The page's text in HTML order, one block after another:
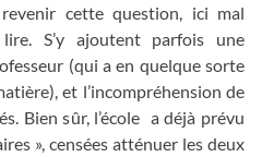
cette question, ici mal
S’y ajoutent parfois une
(qui a en quelque sorte
et l’incompréhension de
Bien sûr, l’école a déjà prévu
», censées atténuer les deux